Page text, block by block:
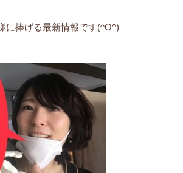
に捧げる最新情報です(^O^)